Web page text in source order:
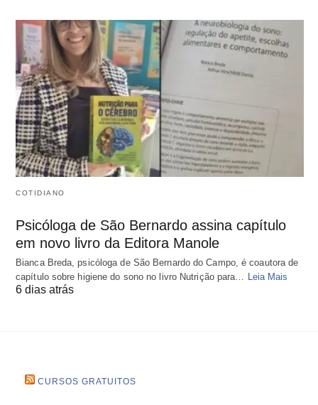
COTIDIANO
Psicóloga de São Bernardo assina capítulo
em novo livro da Editora Manole
Bianca Breda, psicóloga de São Bernardo do Campo, é coautora de
capítulo sobre higiene do sono no livro Nutrição para…
Leia Mais
6 dias atrás
CURSOS GRATUITOS